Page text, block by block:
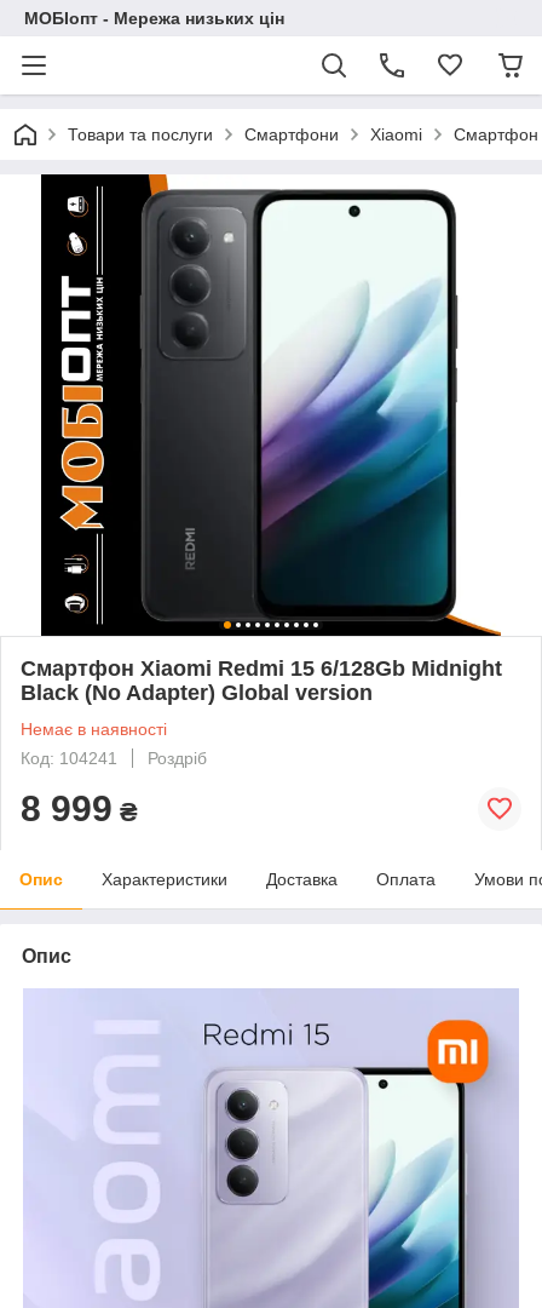
МОБІопт - Мережа низьких цін
Товари та послуги Смартфони Xiaomi Смартфон
Смартфон Xiaomi Redmi 15 6/128Gb Midnight
Black (No Adapter) Global version
Немає в наявності
Код: 104241
Роздріб
8 999 ₴
Опис Характеристики Доставка Оплата Умови
Опис